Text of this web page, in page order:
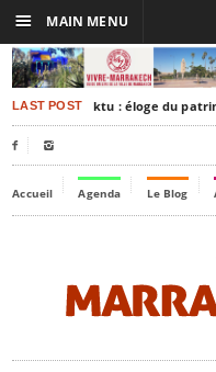
LAST POSTTimbuktu : éloge du
 
Accueil Agenda Le Blog
☰ MAIN MENU